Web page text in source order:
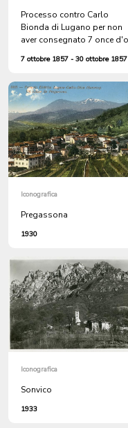
Processo contro Carlo
Bionda di Lugano per non
aver consegnato 7 once
(Argentina) da Pietro
7 ottobre 1857 - 30 ottobre 1857
Iconografica
Pregassona
1930
Iconografica
Sonvico
1933